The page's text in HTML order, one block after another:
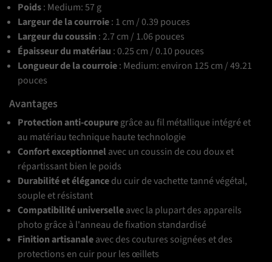
Poids: Medium: 57 g
Largeur de la courroie: 1 cm / 0.39 pouces
Largeur du coussin : 2.7 cm / 1.06 pouces
Épaisseur du matériau : 0.25 cm / 0.10 pouces
Longueur de la courroie: Medium: environ 125 cm / 49.21
pouces
Avantages
Protection anti-coupuregrâce au fil métallique intégré et
au matériau technique haute technologie
Confort exceptionnelavec un coussin de cou doux et
répartissant bien le poids
Durabilité et élégancedu cuir de vachette tanné végétal,
souple et résistant
Compatibilité universelleavec la plupart des appareils
photo grâce à l'anneau de fixation standardisé
Finition artisanaleavec des coutures soignées et des
protections en cuir pour les œillets